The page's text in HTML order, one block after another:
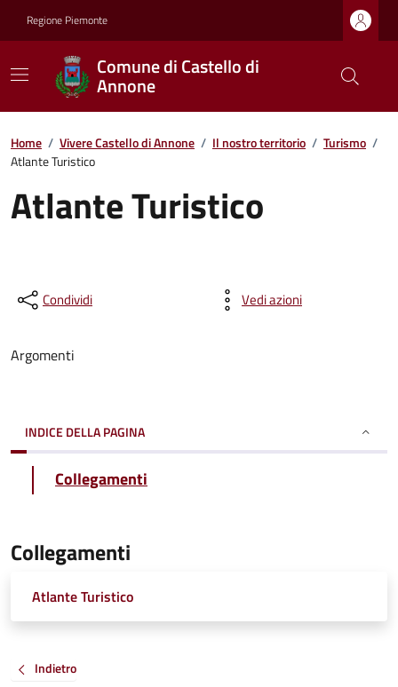
Regione Piemonte
Comune di Castello di
Annone
Home / Vivere Castello di Annone / Il nostro territorio / Turismo /
Atlante Turistico
Atlante Turistico
Condividi Vedi azioni
Argomenti
INDICE DELLA PAGINA
Collegamenti
Collegamenti
Atlante Turistico
Indietro